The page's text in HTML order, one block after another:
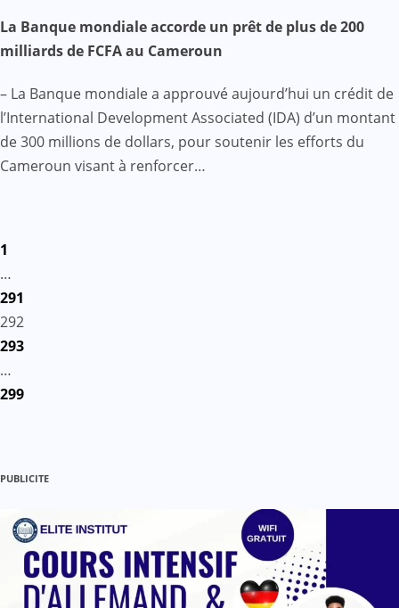
La Banque mondiale accorde un prêt de plus de 200
milliards de FCFA au Cameroun
– La Banque mondiale a approuvé aujourd’hui un crédit de
l’International Development Associated (IDA) d’un montant
de 300 millions de dollars, pour soutenir les efforts du
Cameroun visant à renforcer…
des
publications
1
…
291
292
293
…
299
PUBLICITE